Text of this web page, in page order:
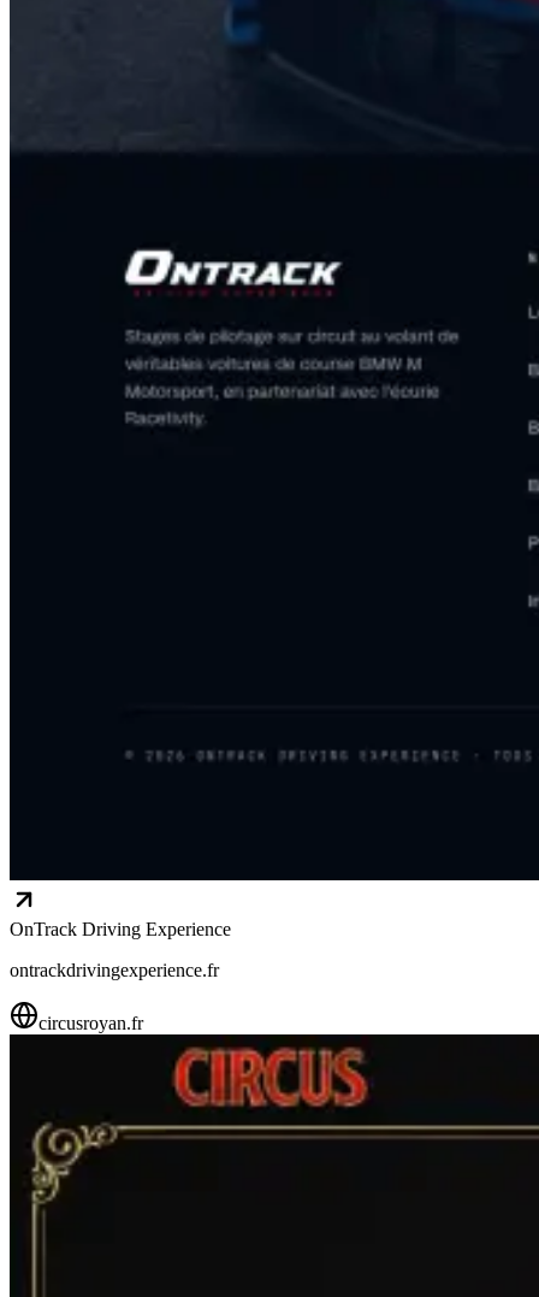
OnTrack Driving Experience
ontrackdrivingexperience.fr
circusroyan.fr